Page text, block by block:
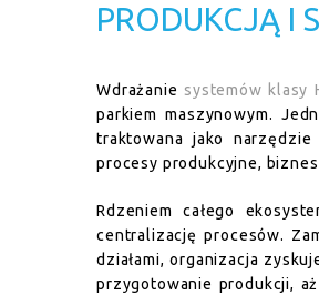
PRODUKCJĄ I
Wdrażanie systemów klasy
parkiem maszynowym.
traktowana jako
procesy produkcyjne,
Rdzeniem całego
centralizację procesów.
działami, organizacja
przygotowanie produkcji,